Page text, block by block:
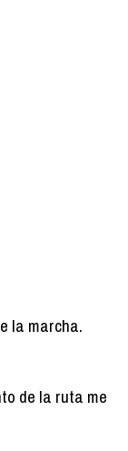
la marcha.
de la ruta me